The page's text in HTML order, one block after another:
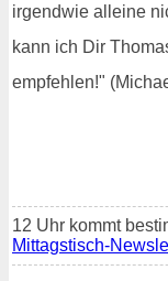
irgendwie alleine
kann ich Dir
empfehlen!"
12 Uhr kommt
Mittagstisch-